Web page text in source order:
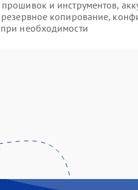
и инструментов,
копирование,
необходимости